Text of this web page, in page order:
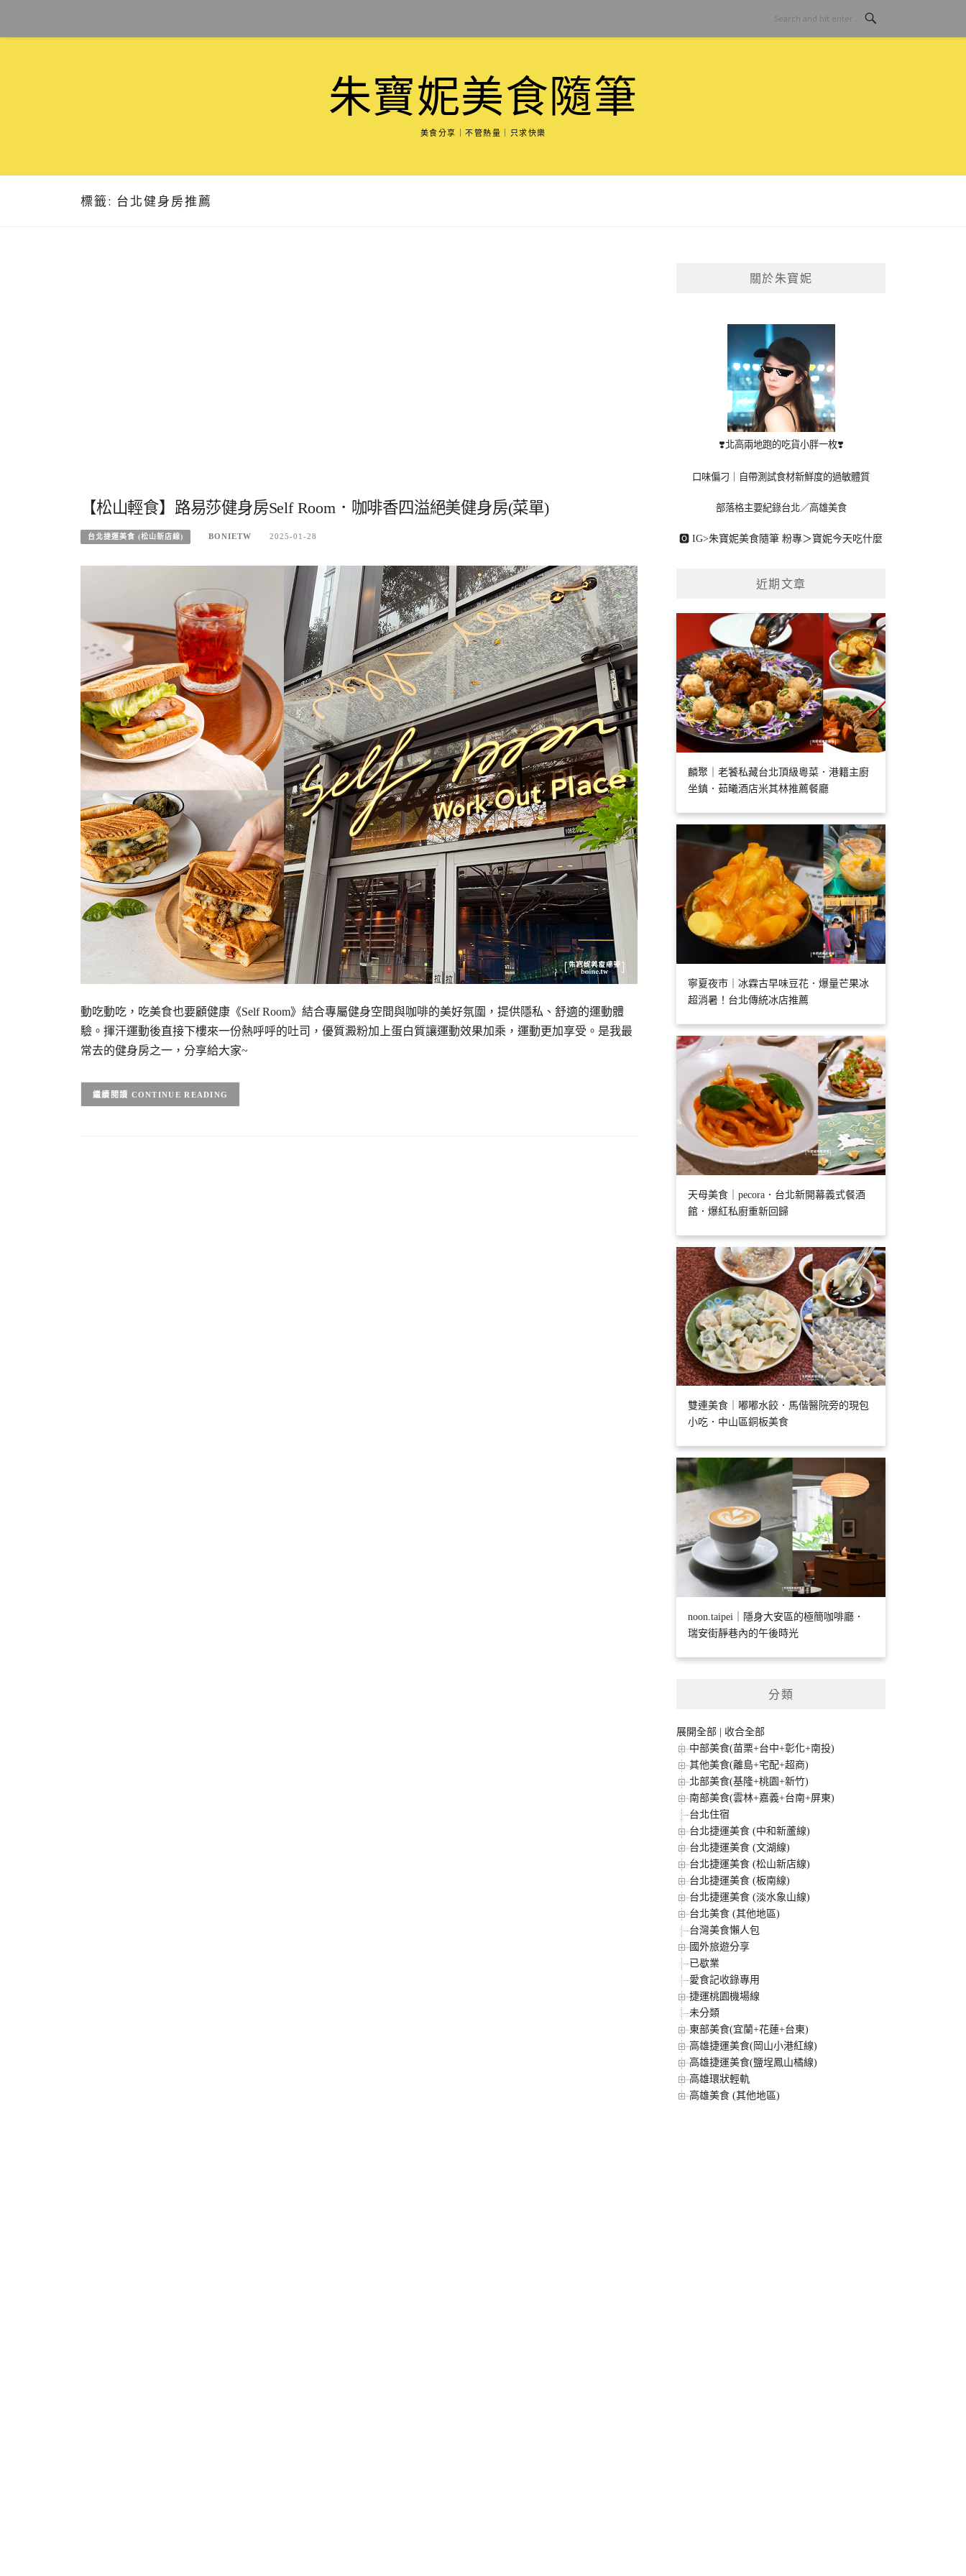
content
朱寶妮美食隨筆
美食分享｜不管熱量｜只求快樂
標籤: 台北健身房推薦
【松山輕食】路易莎健身房Self Room．咖啡香四溢絕美健身房(菜單)
台北捷運美食 (松山新店線) BONIETW 2025-01-28
動吃動吃，吃美食也要顧健康《Self Room》結合專屬健身空間與咖啡的美好氛圍，提供隱私、舒適的運動體
驗。揮汗運動後直接下樓來一份熱呼呼的吐司，優質澱粉加上蛋白質讓運動效果加乘，運動更加享受。是我最
常去的健身房之一，分享給大家~
CONTINUE READING
關於朱寶妮
❣️北高兩地跑的吃貨小胖一枚❣️
口味偏刁｜自帶測試食材新鮮度的過敏體質
部落格主要紀錄台北／高雄美食
🅾 IG>朱寶妮美食隨筆 粉專＞寶妮今天吃什麼
近期文章
麟聚｜老饕私藏台北頂級粵菜．港籍主廚
坐鎮．茹曦酒店米其林推薦餐廳
寧夏夜市｜冰霖古早味豆花．爆量芒果冰
超消暑！台北傳統冰店推薦
天母美食｜pecora．台北新開幕義式餐酒
館．爆紅私廚重新回歸
雙連美食｜嘟嘟水餃．馬偕醫院旁的現包
小吃．中山區銅板美食
noon.taipei｜隱身大安區的極簡咖啡廳．
瑞安街靜巷內的午後時光
分類
展開全部
收合全部
中部美食(苗栗+台中+彰化+南投)
其他美食(離島+宅配+超商)
北部美食(基隆+桃園+新竹)
南部美食(雲林+嘉義+台南+屏東)
台北住宿
台北捷運美食 (中和新蘆線)
台北捷運美食 (文湖線)
台北捷運美食 (松山新店線)
台北捷運美食 (板南線)
台北捷運美食 (淡水象山線)
台北美食 (其他地區)
台灣美食懶人包
國外旅遊分享
已歇業
愛食記收錄專用
捷運桃園機場線
未分類
東部美食(宜蘭+花蓮+台東)
高雄捷運美食(岡山小港紅線)
高雄捷運美食(鹽埕鳳山橘線)
高雄環狀輕軌
高雄美食 (其他地區)